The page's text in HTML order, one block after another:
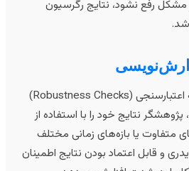
رفع نشود، نتایج رگرسیون
پس از تفسیر اولیه، مرحله اعتبارسنجی (Robustness Checks)
نتایج خود را با استفاده از
یا بازه‌های زمانی مختلف
قابل اعتماد بودن نتایج اطمینان